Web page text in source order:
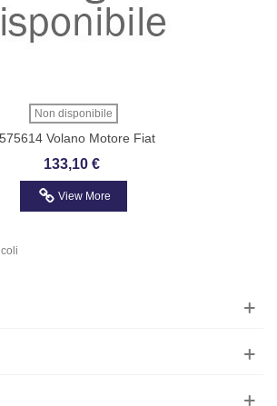
Non disponibile
Volano Motore Fiat
Panda-PUNTO- TIPO-UNO
133,10 €
View More